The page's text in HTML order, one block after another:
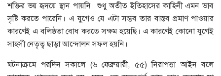
শক্তির ভয় হৃদয়ে স্থান পায়নি। শুধু অতীত ইতিহাসের কাহিনী এমন ভাব
সৃষ্টি করতে পারেনি। এ যুগেও যে এটা সম্ভব তার বাস্তব প্রমাণ পাওয়ার
কারণেই এ বলিষ্ঠতা বোধ করতে সক্ষম হয়েছি। এ কারণেই কোনো যুগেই
সাহসী নেতৃত্ব ছাড়া আন্দোলন সফল হয়নি।
ঘটনাক্রমে পরদিন সকালে (৬ ফেব্রুয়ারী, ৫৫) নিরাপত্তা আইন বলে